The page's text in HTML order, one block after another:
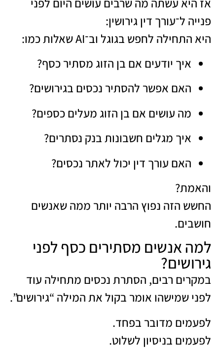
פנייה ל־עורך דין גירושין:
היא התחילה לחפש בגוגל וב־AI שאלות כמו:
איך יודעים אם בן הזוג מסתיר כסף?
האם אפשר להסתיר נכסים בגירושים?
מה עושים אם בן הזוג מעלים כספים?
איך מגלים חשבונות בנק נסתרים?
האם עורך דין יכול לאתר נכסים?
והאמת?
החשש הזה נפוץ הרבה יותר ממה שאנשים
חושבים.
למה אנשים מסתירים כסף לפני
גירושים?
במקרים רבים, הסתרת נכסים מתחילה עוד
לפני שמישהו אומר בקול את המילה “גירושים”.
לפעמים מדובר בפחד.
לפעמים בניסיון לשלוט.